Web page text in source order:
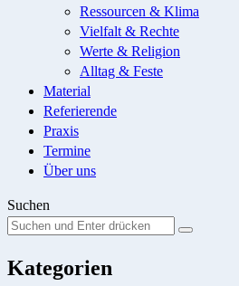
Ressourcen & Klima
Vielfalt & Rechte
Werte & Religion
Alltag & Feste
Material
Referierende
Praxis
Termine
Über uns
Suchen
Suchen
nach:
Suche
Kategorien